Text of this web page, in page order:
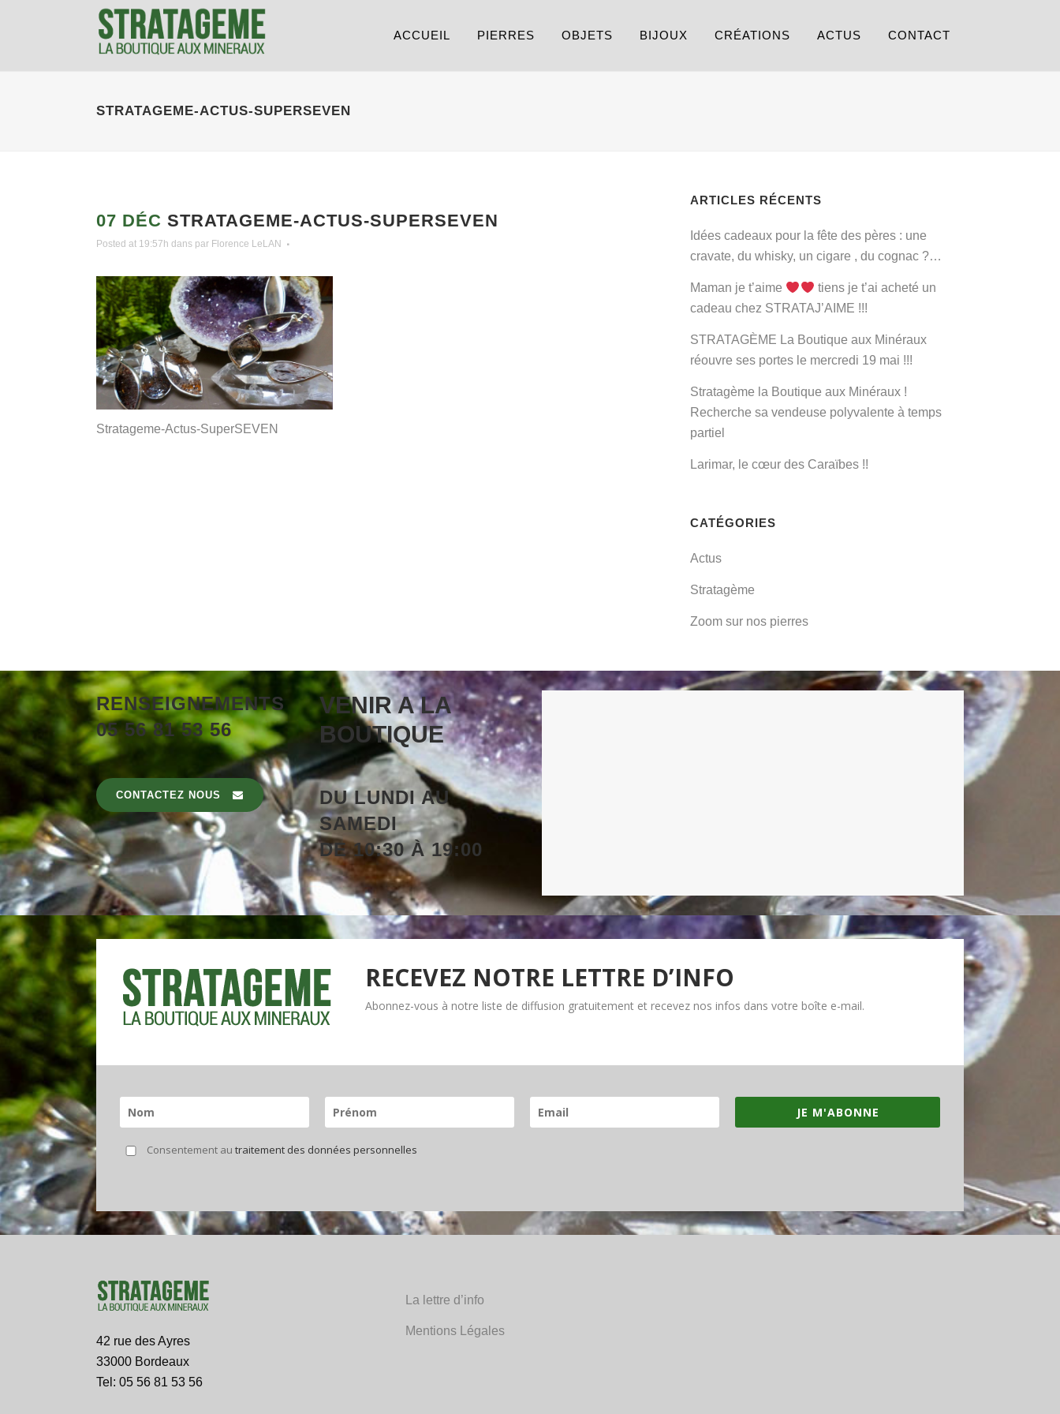
ACCUEIL PIERRES OBJETS BIJOUX CRÉATIONS ACTUS CONTACT
STRATAGEME-ACTUS-SUPERSEVEN
07 DÉC STRATAGEME-ACTUS-SUPERSEVEN
Posted at 19:57h dans par Florence LeLAN
Stratageme-Actus-SuperSEVEN
ARTICLES RÉCENTS
Idées cadeaux pour la fête des pères : une
cravate, du whisky, un cigare , du cognac ?…
Maman je t’aime
tiens je t’ai acheté un
cadeau chez STRATAJ’AIME !!!
STRATAGÈME La Boutique aux Minéraux
réouvre ses portes le mercredi 19 mai !!!
Stratagème la Boutique aux Minéraux !
Recherche sa vendeuse polyvalente à temps
partiel
Larimar, le cœur des Caraïbes !!
CATÉGORIES
Actus
Stratagème
Zoom sur nos pierres
RENSEIGNEMENTS
05 56 81 53 56
CONTACTEZ NOUS
VENIR A LA
BOUTIQUE
DULUNDIAU
SAMEDI
DE10:30 À 19:00
RECEVEZ NOTRE LETTRE D’INFO
Abonnez-vous à notre liste de diffusion gratuitement et recevez nos infos dans votre boîte e-mail.
Consentement au traitement des données personnelles
JE M'ABONNE
42 rue des Ayres
33000 Bordeaux
Tel: 05 56 81 53 56
La lettre d’info
Mentions Légales